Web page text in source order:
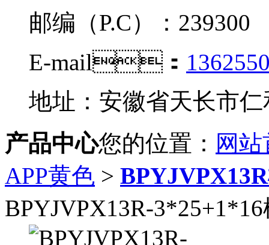
邮编（P.C）：239300
E-mail：
地址：安徽省天长市
产品中心您的位置： 网
APP黄色 >
BPYJVPX13R-